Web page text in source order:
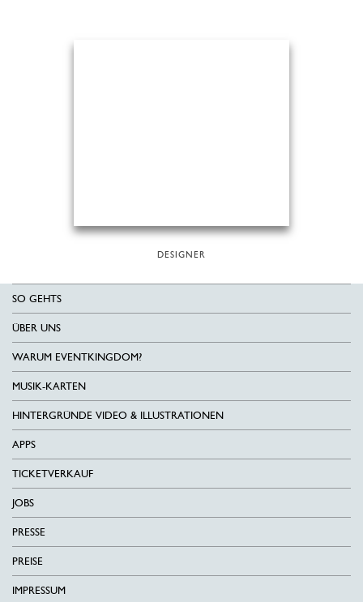
DESIGNER
SO GEHTS
ÜBER UNS
WARUM EVENTKINGDOM?
MUSIK-KARTEN
HINTERGRÜNDE VIDEO & ILLUSTRATIONEN
APPS
TICKETVERKAUF
JOBS
PRESSE
PREISE
IMPRESSUM